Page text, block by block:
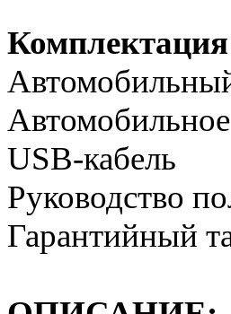
USB-кабель
Руководство
Гарантийный